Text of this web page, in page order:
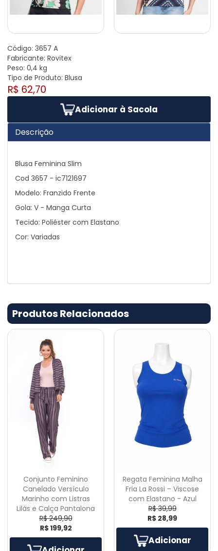
Código: 3657 A
Fabricante: Rovitex
Peso: 0,4 kg
Tipo de Produto: Blusa
R$ 62,70
Adicionar à Sacola
Descrição
Blusa Feminina Slim
Cod 3657 - ic7121697
Modelo: Franzido Frente
Gola: V - Manga Curta
Tecido: Poliéster com Elastano
Cor: Variadas
Produtos Relacionados
Conjunto Feminino
Canelado Versículo
Marinho com Listras
Lilás e Calça Pantalona
R$ 249,90
R$ 199,92
Regata Feminina Malha
Fria La Rossi – Viscose
com Elastano - Azul
R$ 39,99
R$ 28,99
Adicionar